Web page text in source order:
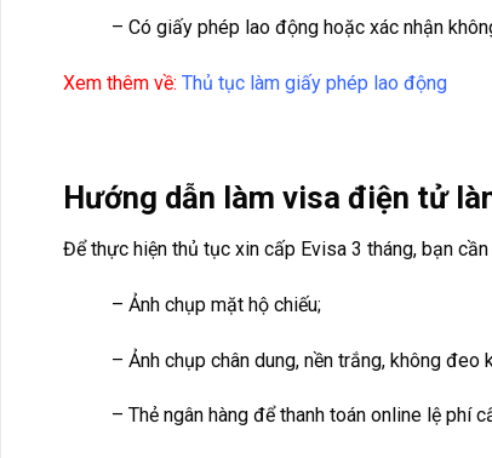
– Có giấy phép lao động hoặc xác nhận
Xem thêm về: Thủ tục làm giấy phép lao động
Hướng dẫn làm visa điện tử
Để thực hiện thủ tục xin cấp Evisa 3 tháng, bạn
– Ảnh chụp mặt hộ chiếu;
– Ảnh chụp chân dung, nền trắng, không đeo
– Thẻ ngân hàng để thanh toán online lệ phí